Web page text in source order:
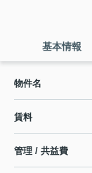
基本情報
物件名
賃料
管理 / 共益費